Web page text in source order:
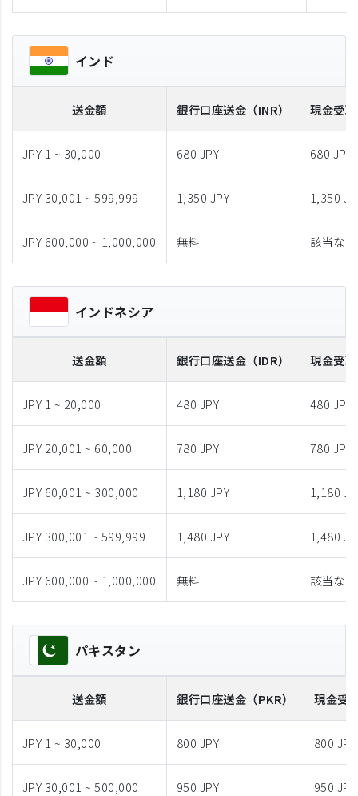
インド
送金額 銀行口座送金 （INR） 現金受取
JPY 1 ~ 30,000 680 JPY 680 JPY
JPY 30,001 ~ 599,999 1,350 JPY 1,350
JPY 600,000 ~ 1,000,000 無料 該当なし
インドネシア
送金額 銀行口座送金 （IDR） 現金受取
JPY 1 ~ 20,000 480 JPY 480 JPY
JPY 20,001 ~ 60,000 780 JPY 780 JPY
JPY 60,001 ~ 300,000 1,180 JPY 1,180
JPY 300,001 ~ 599,999 1,480 JPY 1,480
JPY 600,000 ~ 1,000,000 無料 該当なし
パキスタン
送金額 銀行口座送金 （PKR） 現金受
JPY 1 ~ 30,000 800 JPY 800 JPY
JPY 30,001 ~ 500,000 950 JPY 950 JPY